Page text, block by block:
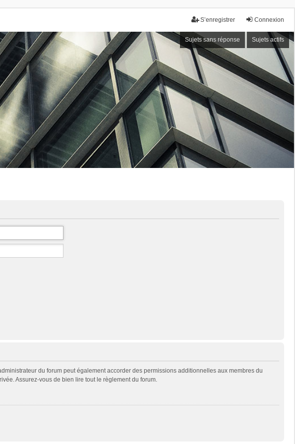
Connexion
S’enregistrer
Sujets sans réponse Sujets actifs
du forum peut également accorder des permissions additionnelles aux membres du
Assurez-vous de bien lire tout le règlement du forum.